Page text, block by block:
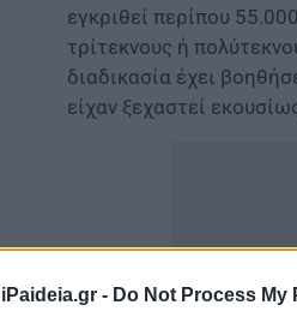
iPaideia.gr - Do Not Process
εγκριθεί περίπου
τρίτεκνους ή
διαδικασία έχει
είχαν ξεχαστεί